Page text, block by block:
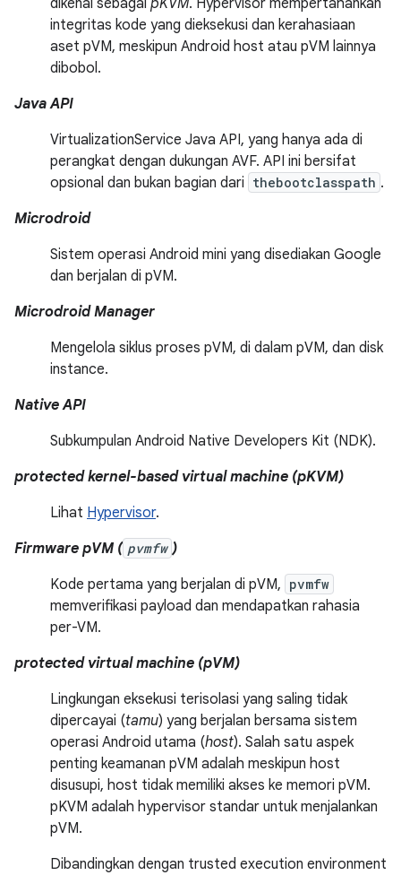
dikenal sebagai pKVM. Hypervisor mempertahankan
integritas kode yang dieksekusi dan kerahasiaan
aset pVM, meskipun Android host atau pVM lainnya
dibobol.
Java API
VirtualizationService Java API, yang hanya ada di
perangkat dengan dukungan AVF. API ini bersifat
opsional dan bukan bagian dari thebootclasspath .
Microdroid
Sistem operasi Android mini yang disediakan Google
dan berjalan di pVM.
Microdroid Manager
Mengelola siklus proses pVM, di dalam pVM, dan disk
instance.
Native API
Subkumpulan Android Native Developers Kit (NDK).
protected kernel-based virtual machine (pKVM)
Lihat Hypervisor.
Firmware pVM ( pvmfw )
Kode pertama yang berjalan di pVM, pvmfw
memverifikasi payload dan mendapatkan rahasia
per-VM.
protected virtual machine (pVM)
Lingkungan eksekusi terisolasi yang saling tidak
dipercayai (tamu) yang berjalan bersama sistem
operasi Android utama (host). Salah satu aspek
penting keamanan pVM adalah meskipun host
disusupi, host tidak memiliki akses ke memori pVM.
pKVM adalah hypervisor standar untuk menjalankan
pVM.
Dibandingkan dengan trusted execution environment